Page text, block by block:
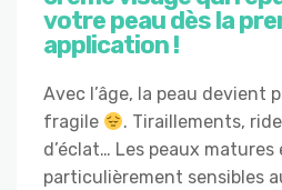
votre peau dès la
application !
Avec l’âge, la peau devient
fragile
. Tiraillements,
d’éclat… Les peaux
particulièrement sensibles